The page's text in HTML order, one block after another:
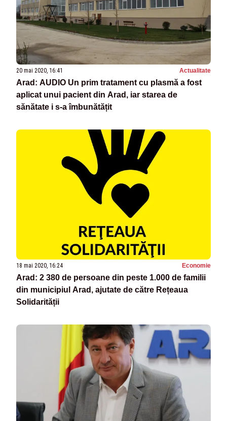
20 mai 2020, 16:41 Actualitate
Arad: AUDIO Un prim tratament cu plasmă a fost
aplicat unui pacient din Arad, iar starea de
sănătate i s-a îmbunătățit
18 mai 2020, 16:24 Economie
Arad: 2 380 de persoane din peste 1.000 de familii
din municipiul Arad, ajutate de către Rețeaua
Solidarității